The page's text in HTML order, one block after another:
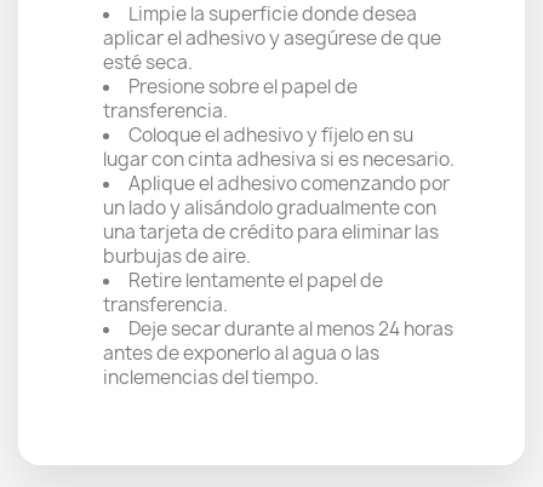
Limpie la superficie donde desea
aplicar el adhesivo y asegúrese de que
esté seca.
Presione sobre el papel de
transferencia.
Coloque el adhesivo y fíjelo en su
lugar con cinta adhesiva si es necesario.
Aplique el adhesivo comenzando por
un lado y alisándolo gradualmente con
una tarjeta de crédito para eliminar las
burbujas de aire.
Retire lentamente el papel de
transferencia.
Deje secar durante al menos 24 horas
antes de exponerlo al agua o las
inclemencias del tiempo.